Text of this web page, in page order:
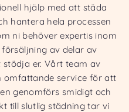
hjälp med att städa
hantera hela processen
ni behöver expertis inom
av delar av
er. Vårt team av
omfattande service för att
genomförs smidigt och
till slutlig städning tar vi